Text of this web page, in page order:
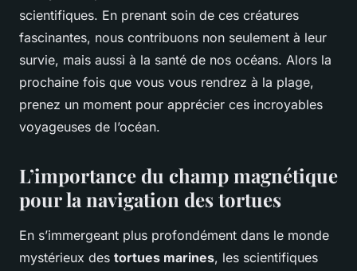
scientifiques. En prenant soin de ces créatures
fascinantes, nous contribuons non seulement à leur
survie, mais aussi à la santé de nos océans. Alors la
prochaine fois que vous vous rendrez à la plage,
prenez un moment pour apprécier ces incroyables
voyageuses de l’océan.
L’importance du champ magnétique
pour la navigation des tortues
En s’immergeant plus profondément dans le monde
mystérieux des tortues marines, les scientifiques